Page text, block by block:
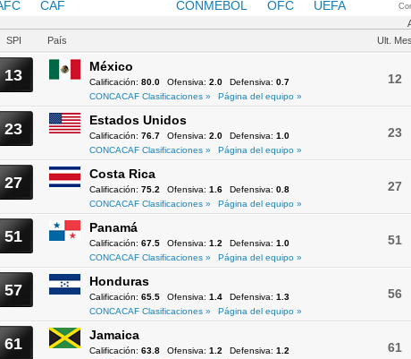
CAF CONMEBOL OFC UEFA
SPI
País Ult. Mes
13 México
Calificación: 80.0 Ofensiva: 2.0 Defensiva: 0.7
CONCACAF Clasificaciones »
Página del equipo »
12
23 Estados Unidos
Calificación: 76.7 Ofensiva: 2.0 Defensiva: 1.0
CONCACAF Clasificaciones »
Página del equipo »
23
27 Costa Rica
Calificación: 75.2 Ofensiva: 1.6 Defensiva: 0.8
CONCACAF Clasificaciones »
Página del equipo »
27
51 Panamá
Calificación: 67.5 Ofensiva: 1.2 Defensiva: 1.0
CONCACAF Clasificaciones »
Página del equipo »
51
57 Honduras
Calificación: 65.5 Ofensiva: 1.4 Defensiva: 1.3
CONCACAF Clasificaciones »
Página del equipo »
56
61 Jamaica
Calificación: 63.8 Ofensiva: 1.2 Defensiva: 1.2
61